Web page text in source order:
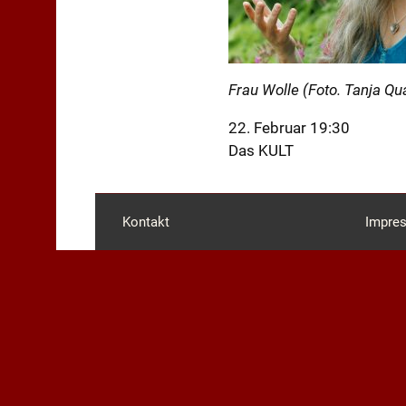
Frau Wolle (Foto. Tanja
22. Februar 19:30
Das KULT
Kontakt